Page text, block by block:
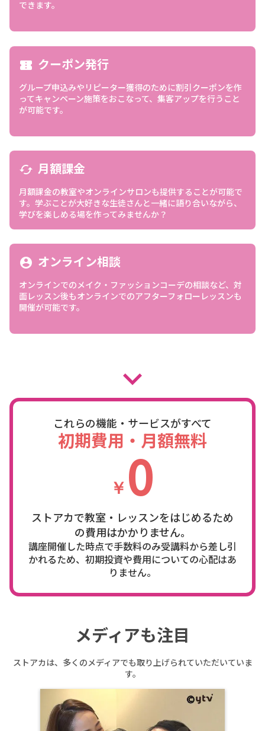
できます。
confirmation_number クーポン発行
グループ申込みやリピーター獲得のために割引クーポンを作
ってキャンペーン施策をおこなって、集客アップを行うこと
が可能です。
cached 月額課金
月額課金の教室やオンラインサロンも提供することが可能で
す。学ぶことが大好きな生徒さんと一緒に語り合いながら、
学びを楽しめる場を作ってみませんか？
account_circle オンライン相談
オンラインでのメイク・ファッションコーデの相談など、対
面レッスン後もオンラインでのアフターフォローレッスンも
開催が可能です。
expand_more
これらの機能・サービスがすべて
初期費用・月額無料
￥ 0
ストアカで教室・レッスンをはじめるため
の費用はかかりません。
講座開催した時点で手数料のみ受講料から差し引
かれるため、初期投資や費用についての心配はあ
りません。
メディアも注目
ストアカは、多くのメディアでも取り上げられていただいていま
す。